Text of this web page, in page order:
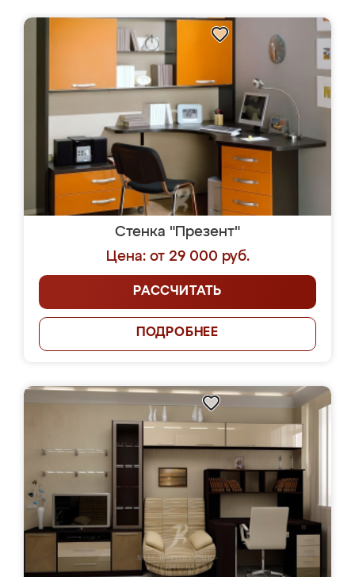
Стенка "Презент"
Цена: от 29 000 руб.
РАССЧИТАТЬ
ПОДРОБНЕЕ